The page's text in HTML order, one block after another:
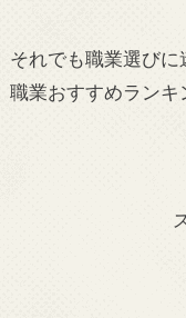
それでも職業選び
職業おすすめランキ